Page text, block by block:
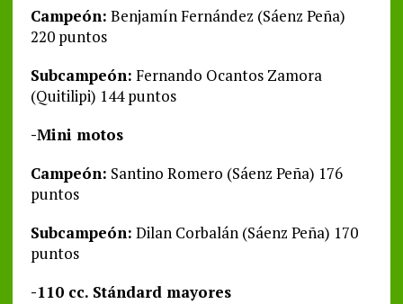
Campeón: Benjamín Fernández (Sáenz Peña)
220 puntos
Subcampeón: Fernando Ocantos Zamora
(Quitilipi) 144 puntos
-Mini motos
Campeón: Santino Romero (Sáenz Peña) 176
puntos
Subcampeón: Dilan Corbalán (Sáenz Peña) 170
puntos
-110 cc. Stándard mayores